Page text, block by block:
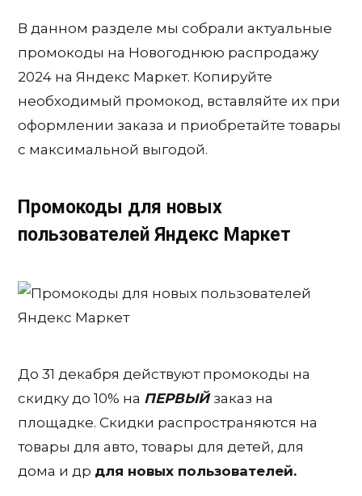
В данном разделе мы собрали актуальные
промокоды на Новогоднюю распродажу
2024 на Яндекс Маркет. Копируйте
необходимый промокод, вставляйте их при
оформлении заказа и приобретайте товары
с максимальной выгодой.
Промокоды для новых
пользователей Яндекс Маркет
До 31 декабря действуют промокоды на
скидку до 10% на ПЕРВЫЙ заказ на
площадке. Скидки распространяются на
товары для авто, товары для детей, для
дома и др для новых пользователей.